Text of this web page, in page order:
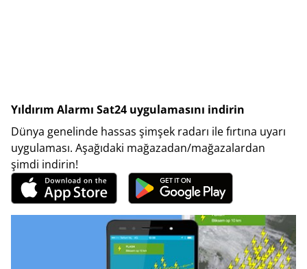
Yıldırım Alarmı Sat24 uygulamasını indirin
Dünya genelinde hassas şimşek radarı ile fırtına uyarı
uygulaması. Aşağıdaki mağazadan/mağazalardan
şimdi indirin!